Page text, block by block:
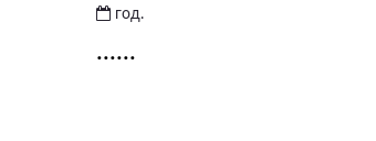
год.
......